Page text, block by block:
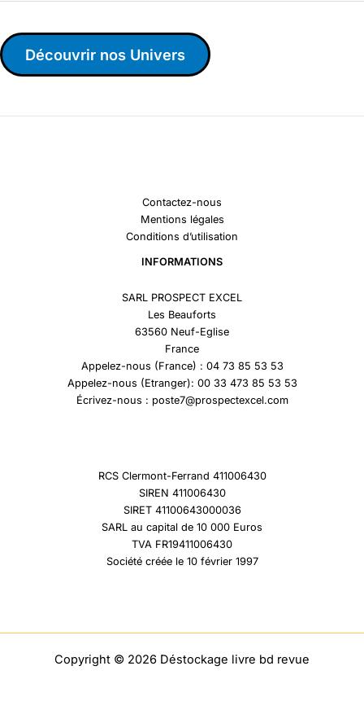
Découvrir nos Univers
Contactez-nous
Mentions légales
Conditions d’utilisation
INFORMATIONS
SARL PROSPECT EXCEL
Les Beauforts
63560 Neuf-Eglise
France
Appelez-nous (France) : 04 73 85 53 53
Appelez-nous (Etranger): 00 33 473 85 53 53
Écrivez-nous : poste7@prospectexcel.com
RCS Clermont-Ferrand 411006430
SIREN 411006430
SIRET 41100643000036
SARL au capital de 10 000 Euros
TVA FR19411006430
Société créée le 10 février 1997
Copyright © 2026 Déstockage livre bd revue